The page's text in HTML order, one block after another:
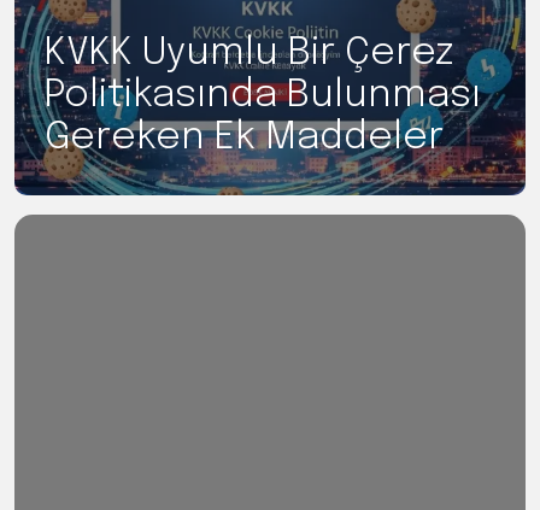
KVKK Uyumlu Bir Çerez
Politikasında Bulunması
Gereken Ek Maddeler